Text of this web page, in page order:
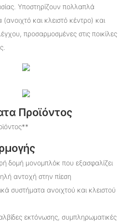
Υποστηρίζουν πολλαπλά
και κλειστό κέντρο) και
προσαρμοσμένες στις ποικίλες
Προϊόντος
δομή μονομπλόκ που εξασφαλίζει
αντοχή στην πίεση
συστήματα ανοιχτού και κλειστού
εκτόνωσης, συμπληρωματικές